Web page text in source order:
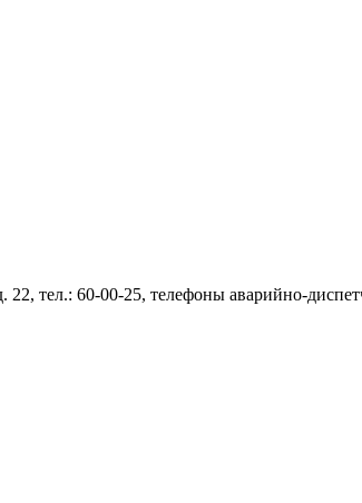
60-00-25, телефоны аварийно-